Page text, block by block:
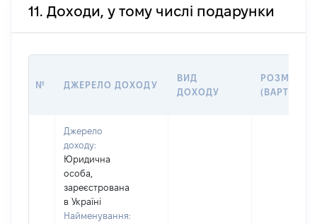
11. Доходи, у тому числі подарунки
№ ДЖЕРЕЛО ДОХОДУ
ВИД
ДОХОДУ
РОЗМІР
(ВАРТІСТЬ)
Джерело
доходу:
Юридична
особа,
зареєстрована
в Україні
Найменування: